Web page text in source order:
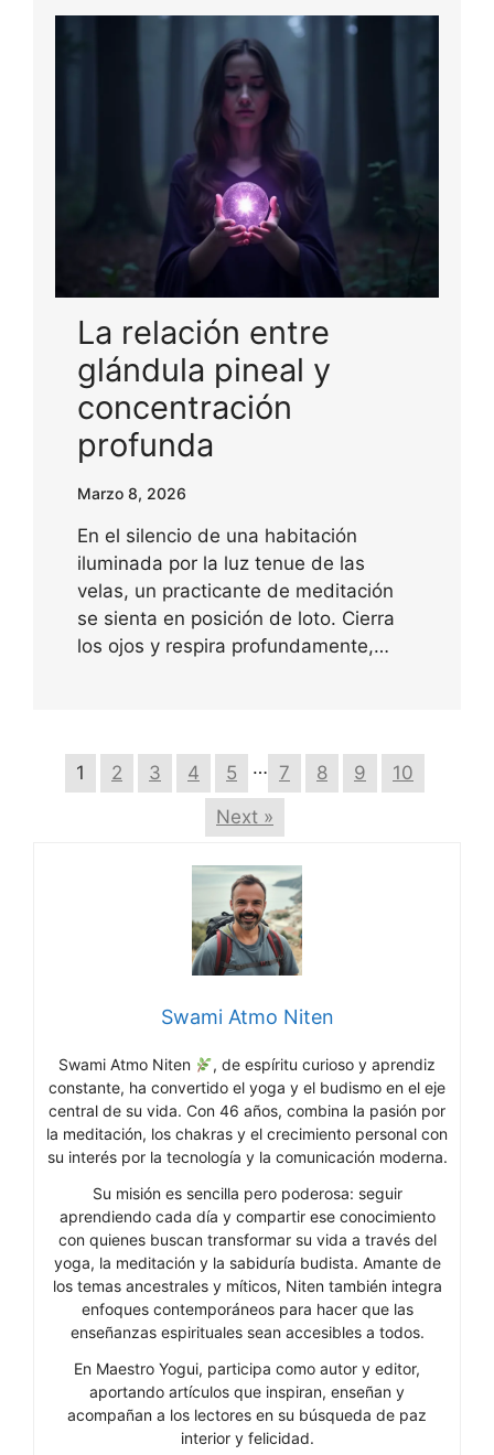
La relación entre
glándula pineal y
concentración
profunda
Marzo 8, 2026
En el silencio de una habitación
iluminada por la luz tenue de las
velas, un practicante de meditación
se sienta en posición de loto. Cierra
los ojos y respira profundamente,…
1 2 3 4 5 … 7 8 9
10
Next »
Swami Atmo Niten
Swami Atmo Niten
, de espíritu curioso y aprendiz
constante, ha convertido el yoga y el budismo en el eje
central de su vida. Con 46 años, combina la pasión por
la meditación, los chakras y el crecimiento personal con
su interés por la tecnología y la comunicación moderna.
Su misión es sencilla pero poderosa: seguir
aprendiendo cada día y compartir ese conocimiento
con quienes buscan transformar su vida a través del
yoga, la meditación y la sabiduría budista. Amante de
los temas ancestrales y míticos, Niten también integra
enfoques contemporáneos para hacer que las
enseñanzas espirituales sean accesibles a todos.
En Maestro Yogui, participa como autor y editor,
aportando artículos que inspiran, enseñan y
acompañan a los lectores en su búsqueda de paz
interior y felicidad.